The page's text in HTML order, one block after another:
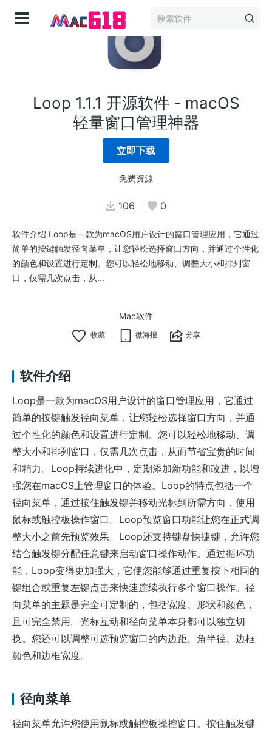
Loop 1.1.1 开源软件 - macOS
轻量窗口管理神器
立即下载
免费资源
106 0
软件介绍 Loop是一款为macOS用户设计的窗口管理应用，它通过
简单的按键触发径向菜单，让您轻松选择窗口方向，并通过个性化
的颜色和设置进行定制。您可以轻松地移动、调整大小和排列窗
口，仅需几次点击，从...
Mac软件
微海报 分享
软件介绍
Loop是一款为macOS用户设计的窗口管理应用，它通过
简单的按键触发径向菜单，让您轻松选择窗口方向，并通
过个性化的颜色和设置进行定制。您可以轻松地移动、调
整大小和排列窗口，仅需几次点击，从而节省宝贵的时间
和精力。Loop持续进化中，定期添加新功能和改进，以增
强您在macOS上管理窗口的体验。Loop的特点包括一个
径向菜单，通过按住触发键并移动光标到所需方向，使用
鼠标或触控板操作窗口。Loop预览窗口功能让您在正式调
整大小之前先预览效果。Loop还支持键盘快捷键，允许您
结合触发键分配任意键来启动窗口操作动作。通过循环功
能，Loop变得更加强大，它使您能够通过重复按下相同的
键组合或重复左键点击来快速连续执行多个窗口操作。径
向菜单的主题是完全可定制的，包括宽度、形状和颜色，
且可完全禁用。光标互动和径向菜单本身都可以独立切
换。您还可以调整可选预览窗口的内边距、角半径、边框
颜色和边框宽度。
径向菜单
径向菜单允许您使用鼠标或触控板操控窗口。按住触发键